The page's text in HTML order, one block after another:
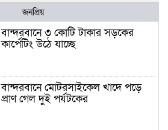
জনপ্রিয়
বান্দরবানে ৩ কোটি টাকার সড়কের
কার্পেটিং উঠে যাচ্ছে
বান্দরবানে মোটরসাইকেল খাদে পড়ে
প্রাণ গেল দুই পর্যটকের